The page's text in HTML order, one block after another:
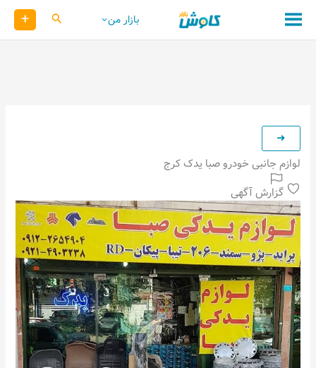
محتوا
بازار من کاوش +
لوازم جانبی خودرو صبا یدک کرج
گزارش آگهی